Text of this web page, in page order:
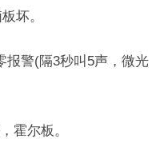
坏。
报警(隔3秒叫5声，微光
霍尔板。